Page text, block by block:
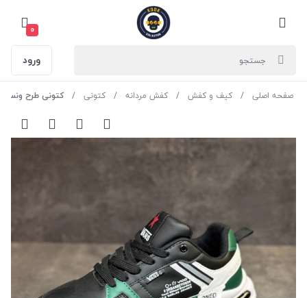
0
ورود
صفحه اصلی کیف و کفش کفش مردانه کتونی کتونی طرح ونس